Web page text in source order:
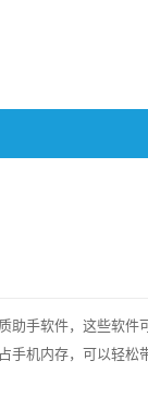
助手软件，这些软件
手机内存，可以轻松